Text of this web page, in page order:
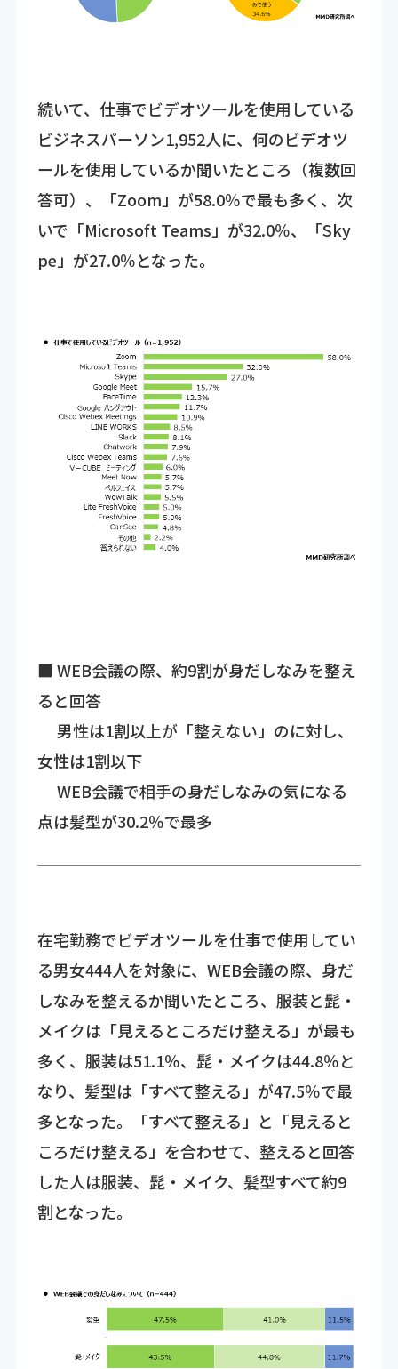
続いて、仕事でビデオツールを使用している
ビジネスパーソン1,952人に、何のビデオツ
ールを使用しているか聞いたところ（複数回
答可）、「Zoom」が58.0％で最も多く、次
いで「Microsoft Teams」が32.0％、「Sky
pe」が27.0％となった。
■ WEB会議の際、約9割が身だしなみを整え
ると回答
男性は1割以上が「整えない」のに対し、
女性は1割以下
WEB会議で相手の身だしなみの気になる
点は髪型が30.2％で最多
在宅勤務でビデオツールを仕事で使用してい
る男女444人を対象に、WEB会議の際、身だ
しなみを整えるか聞いたところ、服装と髭・
メイクは「見えるところだけ整える」が最も
多く、服装は51.1％、髭・メイクは44.8％と
なり、髪型は「すべて整える」が47.5％で最
多となった。「すべて整える」と「見えると
ころだけ整える」を合わせて、整えると回答
した人は服装、髭・メイク、髪型すべて約9
割となった。